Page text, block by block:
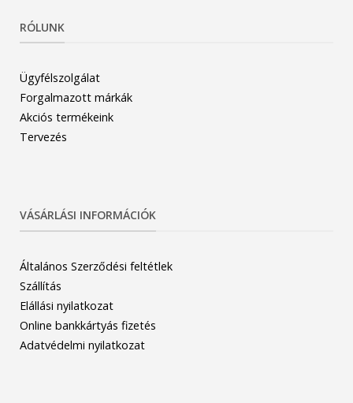
RÓLUNK
Ügyfélszolgálat
Forgalmazott márkák
Akciós termékeink
Tervezés
VÁSÁRLÁSI INFORMÁCIÓK
Általános Szerződési feltétlek
Szállítás
Elállási nyilatkozat
Online bankkártyás fizetés
Adatvédelmi nyilatkozat